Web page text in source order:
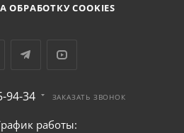
ОБРАБОТКУ COOKIES
94-34 ЗАКАЗАТЬ ЗВОНОК
работы: